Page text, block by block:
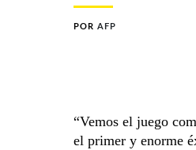
POR AFP
“Vemos el juego
el primer y enorme